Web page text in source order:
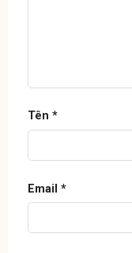
Tên *
Email *